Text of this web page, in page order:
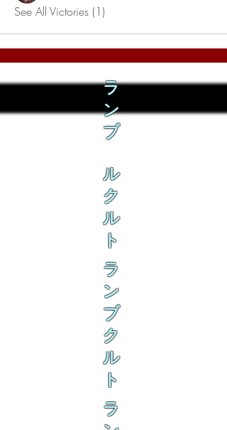
See All Victories (1)
ラ
ン
ブ
ル
ク
ル
ト
ラ
ン
ブ
ク
ル
ト
ラ